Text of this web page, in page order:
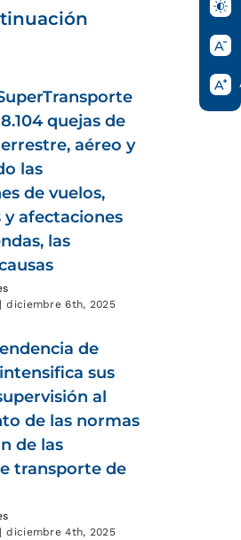
quejas de
aéreo y
las
de vuelos,
afectaciones
las
| diciembre 6th, 2025
de
sus
al
de las normas
de las
transporte de
| diciembre 4th, 2025